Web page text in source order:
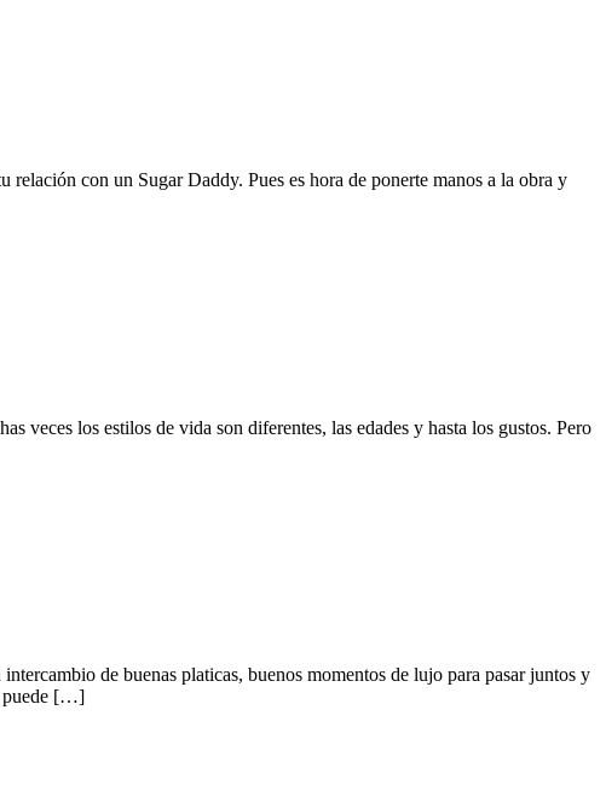
con un Sugar Daddy. Pues es hora de ponerte manos a la obra y
veces los estilos de vida son diferentes, las edades y hasta los gustos. Pero
de buenas platicas, buenos momentos de lujo para pasar juntos y
puede […]